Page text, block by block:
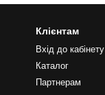
Клієнтам
Вхід до кабінету
Каталог
Партнерам